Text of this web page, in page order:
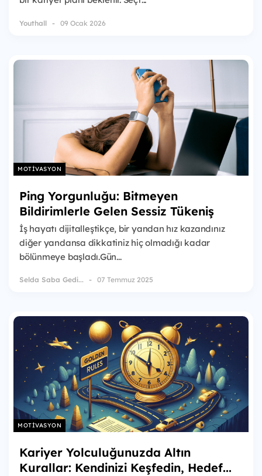
Youthall 09 Ocak 2026
MOTIVASYON
Ping Yorgunluğu: Bitmeyen
Bildirimlerle Gelen Sessiz Tükeniş
İş hayatı dijitalleştikçe, bir yandan hız kazandınız
diğer yandansa dikkatiniz hiç olmadığı kadar
bölünmeye başladı.Gün...
Selda Saba Gedi... 07 Temmuz 2025
MOTIVASYON
Kariyer Yolculuğunuzda Altın
Kurallar: Kendinizi Keşfedin, Hedef...